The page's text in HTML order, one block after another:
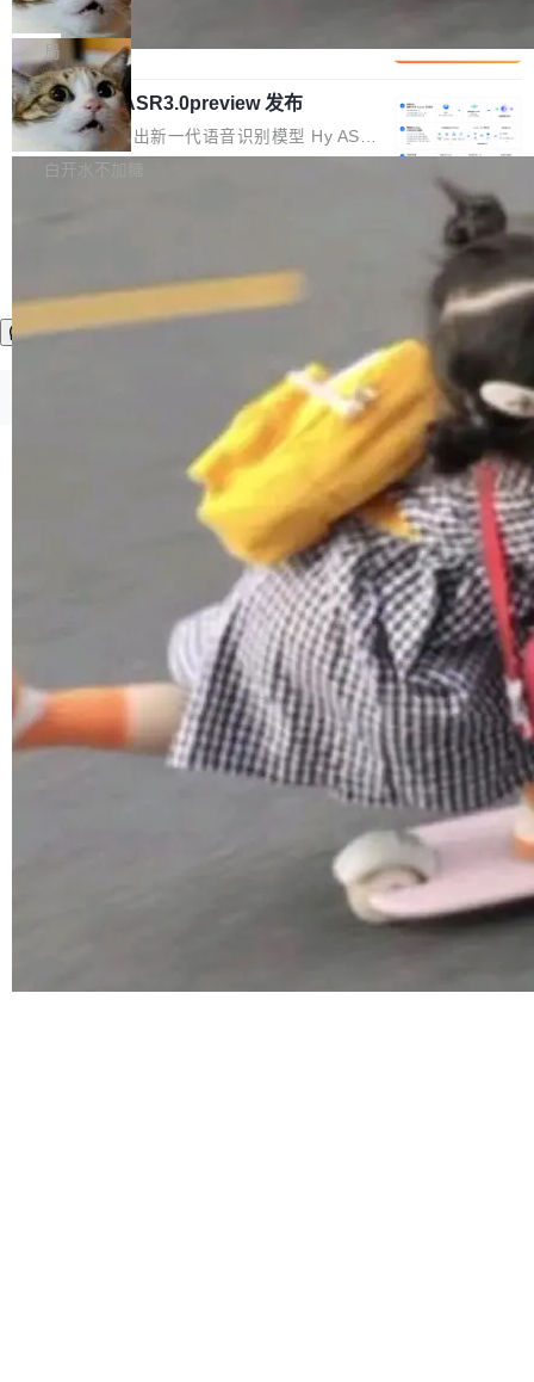
代码检索手段（如关键词匹配、目录遍历）仅能
在语法层面完成文本定位，难以触及代码的语义
内涵与结构关联，导致开发者使用代码智能体在
理解大规模代码仓时面临显著"代码仓理解"瓶
颈。 代码仓深度理解服务（以下简称" CodeBas
e深度理解服务"）是华为云码道（CodeA...
短剧部门，有互联网大厂背景。在公司内部架构
调整期间，部门三次通知全员将数据从A集群迁
移到B集群，王某都回复了"收到"。 他没有迁移
数据。2024年9月3日下午4点，他使用此前登录
的账号密码进入A集群，输入了一条被程序员圈
称为"删库跑路"的命令——最高管理员权限、无
che 量化 + 权重压缩，吞吐量提升 4
1%，成本降 30%
Kimi 和 GLM 是当前最强的大模型系列之一，但
它们有一个共同的问题：太吃显存了。月之暗面
的 Kimi K 系列和智谱的 GLM 都是长上下文、M
oE 架构的大模型，好用到让人上瘾，但 GPU 显
存永远不够用。 Cloudflare 的 Workers AI 团队
一直在跑这些模型的推理。他们在官方博客上发
整性保护。效果是：吞吐量提升 41%，每 token
成本降低 30%，精度不变。 FP8 省的不仅是显
存 KV cache 是推理时最吃显...
局
腾讯混元 Hy ASR3.0preview 发布
腾讯混元正式推出新一代语音识别模型 Hy ASR
3.0preview。基于最新一代大语言模型 Hy3 的
让语音识别不再只是听清，而是真正听懂。通过
先理解你的语境和意图，再把准确的文字直接给
到你。从“逐字转写、单点优化”演进为“理解语
境、兼容场景、一键直出”。 Hy ASR 3.0 previe
w 不要求标准普通话，方言识别覆盖粤语、吴语
等 10 大方言片区和 20 余个二级小片区。在开
源评测集中，Hy ASR 3.0 preview 在多语种的
白开水不加糖
©OSCHINA(OSChina.NET) 京ICP备2025119063号